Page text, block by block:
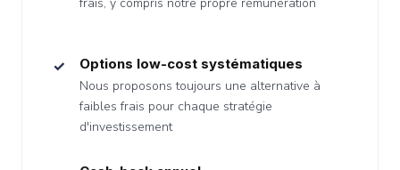
Options low-cost systématiques
Nous proposons toujours une alternative à
faibles frais pour chaque stratégie
d'investissement